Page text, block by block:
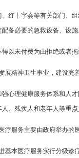
、红十字会等有关部门、
备必要的急救设备、设施
以未付费为由拒绝或者
展精神卫生事业，建设完
强心理健康服务体系和人
、残疾人和老年人等重点
疗服务主要由政府举办的
基本医疗服务实行分级诊